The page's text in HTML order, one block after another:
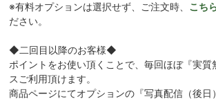
※有料オプションは選択せず、ご注文時、 こち
ださい。
◆二回目以降のお客様◆
ポイントをお使い頂くことで、毎回ほぼ『実質
スご利用頂けます。
商品ページにてオプションの『写真配信（後日